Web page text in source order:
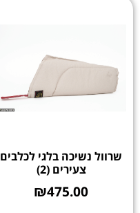
שרוול נשיכה בלגי לכלבים
צעירים (2)
₪475.00